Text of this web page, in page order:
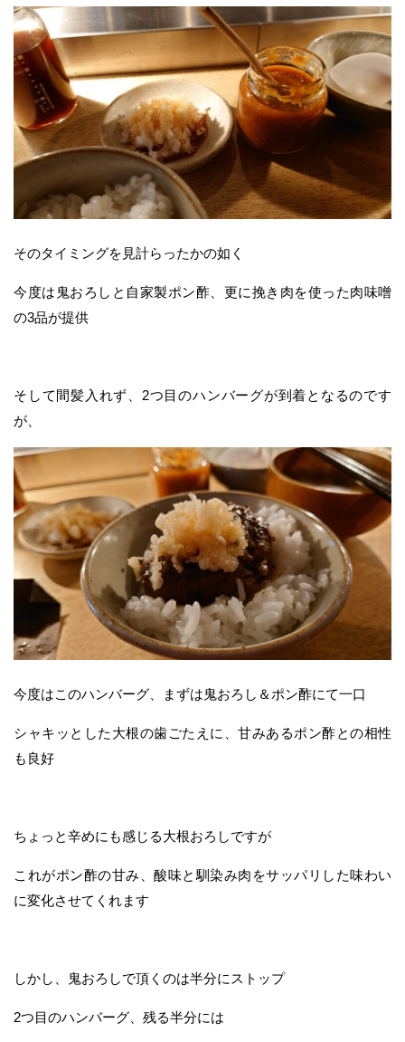
そのタイミングを見計らったかの如く
今度は鬼おろしと自家製ポン酢、更に挽き肉を使った肉味噌
の3品が提供
そして間髪入れず、2つ目のハンバーグが到着となるのです
が、
今度はこのハンバーグ、まずは鬼おろし＆ポン酢にて一口
シャキッとした大根の歯ごたえに、甘みあるポン酢との相性
も良好
ちょっと辛めにも感じる大根おろしですが
これがポン酢の甘み、酸味と馴染み肉をサッパリした味わい
に変化させてくれます
しかし、鬼おろしで頂くのは半分にストップ
2つ目のハンバーグ、残る半分には